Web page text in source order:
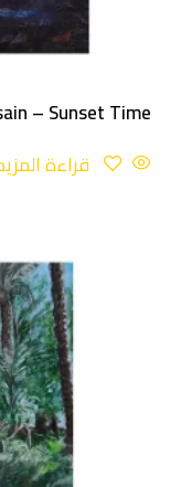
– Sunset Time
قراءة